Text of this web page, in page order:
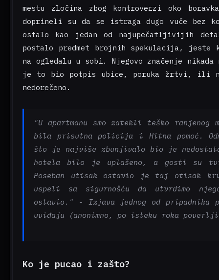
mestu zločina zbog kontroverzi oko
doprineli su da se istraga dugo vuče bez
ostalo kao jedan od najupečatljivijih
postalo predmet brojnih spekulacija,
na ogledalu u sobi. Njegovo značenje
je to bio potpis ubice, poruka žrtvi, ili
nedorečeno.
"U apartmanu smo zatekli teško ranjenog
bila prisutna policija i Hitna pomoć.
što je najviše zbunjivalo bio je
hotela bilo je uplašeno, a gosti su
Poseban utisak ostavio je taj otisak
uspeli sa sigurnošću da utvrdimo
ostavio." - Izjava jednog od
uviđaju (anonimno, po isteku roka
Ko je pucao i zašto?